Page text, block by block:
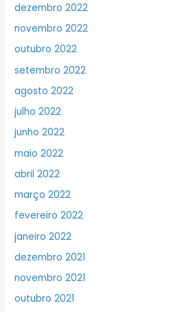
dezembro 2022
novembro 2022
outubro 2022
setembro 2022
agosto 2022
julho 2022
junho 2022
maio 2022
abril 2022
março 2022
fevereiro 2022
janeiro 2022
dezembro 2021
novembro 2021
outubro 2021